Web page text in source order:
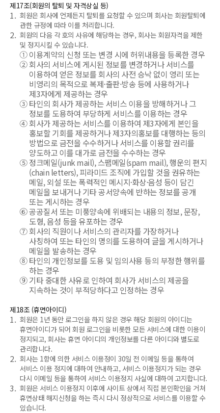
제17조(회원의 탈퇴 및 자격상실 등)
1. 회원은 회사에 언제든지 탈퇴를 요청할 수 있으며 회사는 회원탈퇴에
관한 규정에 따라 이를 처리합니다.
2. 회원의 다음 각 호의 사유에 해당하는 경우, 회사는 회원자격을 제한
및 정지시킬 수 있습니다.
①이용계약의 신청 또는 변경 시에 허위내용을 등록한 경우
②회사의 서비스에 게시된 정보를 변경하거나 서비스를
이용하여 얻은 정보를 회사의 사전 승낙 없이 영리 또는
비영리의 목적으로 복제·출판·방송 등에 사용하거나
제3자에게 제공하는 경우
③타인의 회사가 제공하는 서비스 이용을 방해하거나 그
정보를 도용하여 부당하게 서비스를 이용하는 경우
④회사가 제공하는 서비스를 이용하여 제3자에게 본인을
홍보할 기회를 제공하거나 제3자의홍보를 대행하는 등의
방법으로 금전을 수수하거나 서비스를 이용할 권리를
양도하고 이를 대가로 금전을 수수하는 경우
⑤정크메일(junk mail), 스팸메일(spam mail), 행운의 편지
(chain letters), 피라미드 조직에 가입할 것을 권유하는
메일, 외설 또는 폭력적인 메시지·화상·음성 등이 담긴
메일을 보내거나 기타 공서양속에 반하는 정보를 공개
또는 게시하는 경우
⑥공공질서 또는 미풍양속에 위배되는 내용의 정보, 문장,
도형, 음성 등을 유포하는 경우
⑦회사의 직원이나 서비스의 관리자를 가장하거나
사칭하여 또는 타인의 명의를 도용하여 글을 게시하거나
메일을 발송하는 경우
⑧타인의 개인정보를 도용 및 임의사용 등의 부정한 행위를
하는 경우
⑨기타 중대한 사유로 인하여 회사가 서비스의 제공을
지속하는 것이 부적당하다고 인정하는 경우
제18조 (휴면아이디)
1. 회원은 1년 동안 로그인을 하지 않은 경우 해당 회원의 아이디는
휴면아이디가 되어 회원 로그인을 비롯한 모든 서비스에 대한 이용이
정지되고, 회사는 휴면 아이디의 개인정보를 다른 아이디와 별도로
관리합니다.
2. 회사는 1항에 의한 서비스 이용정이 30일 전 이메일 등을 통하여
서비스 이용 정지에 대하여 안내하고, 서비스 이용정지가 되는 경우
다시 이메일 등을 통하여 서비스 이용정지 사실에 대하여 고지합니다.
3. 회원은 서비스 이용정지 이후에 사이트 상에서 직접 본인확인을 거쳐
휴면상태 해지신청을 하는 즉시 다시 정상적으로 서비스를 이용할 수
있습니다.